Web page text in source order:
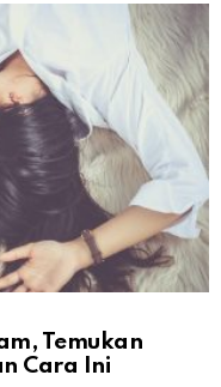
Temukan
Cara Ini